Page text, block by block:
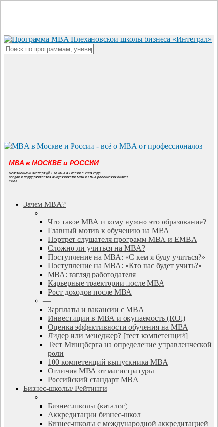
content
MBA в МОСКВЕ и РОССИИ
Независимый эксперт № 1 по MBA в России с 2004 года
Создан и поддерживается выпускниками MBA и EMBA российских бизнес-
школ
search
Menu
Зачем MBA?
—
Что такое МВА и кому нужно это образование?
Главный мотив к обучению на МВА
Портрет слушателя программ МВА и EMBA
Сложно ли учиться на МВА?
Поступление на МВА: «С кем я буду учиться?»
Поступление на МВА: «Кто нас будет учить?»
МВА: взгляд работодателя
Карьерные траектории после МВА
Рост доходов после МВА
—
Зарплаты и вакансии с MBA
Инвестиции в МВА и окупаемость (ROI)
Оценка эффективности обучения на МВА
Лидер или менеджер? [тест компетенций]
Тест Минцберга на определение управленческой
роли
100 компетенций выпускника MBA
Отличия МВА от магистратуры
Российский стандарт MBA
Бизнес-школы/ Рейтинги
—
Бизнес-школы (каталог)
Аккредитации бизнес-школ
Бизнес-школы с международной аккредитацией